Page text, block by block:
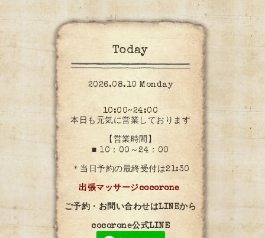
Today
2026.08.10 Monday
10:00~24:00
本日も元気に営業しております
【営業時間】
■ 10：00～24：00
＊当日予約の最終受付は21:30
出張マッサージcocorone
ご予約・お問い合わせはLINEから
cocorone公式LINE